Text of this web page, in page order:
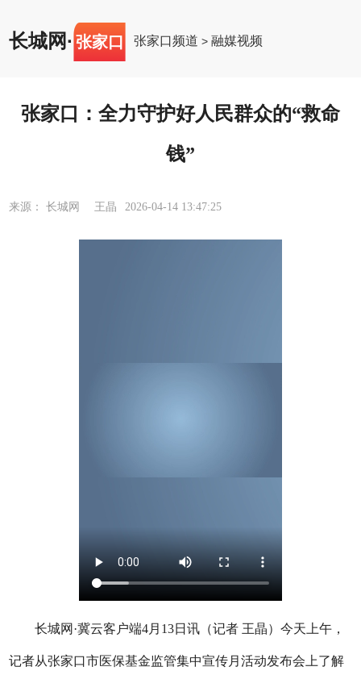
长城网· 张家口 张家口频道 >融媒视频
张家口：全力守护好人民群众的“救命
钱”
来源： 长城网 王晶 2026-04-14 13:47:25
长城网·冀云客户端4月13日讯（记者 王晶）今天上午，
记者从张家口市医保基金监管集中宣传月活动发布会上了解